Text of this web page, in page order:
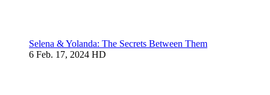
Selena & Yolanda: The Secrets Between Them
6 Feb. 17, 2024 HD